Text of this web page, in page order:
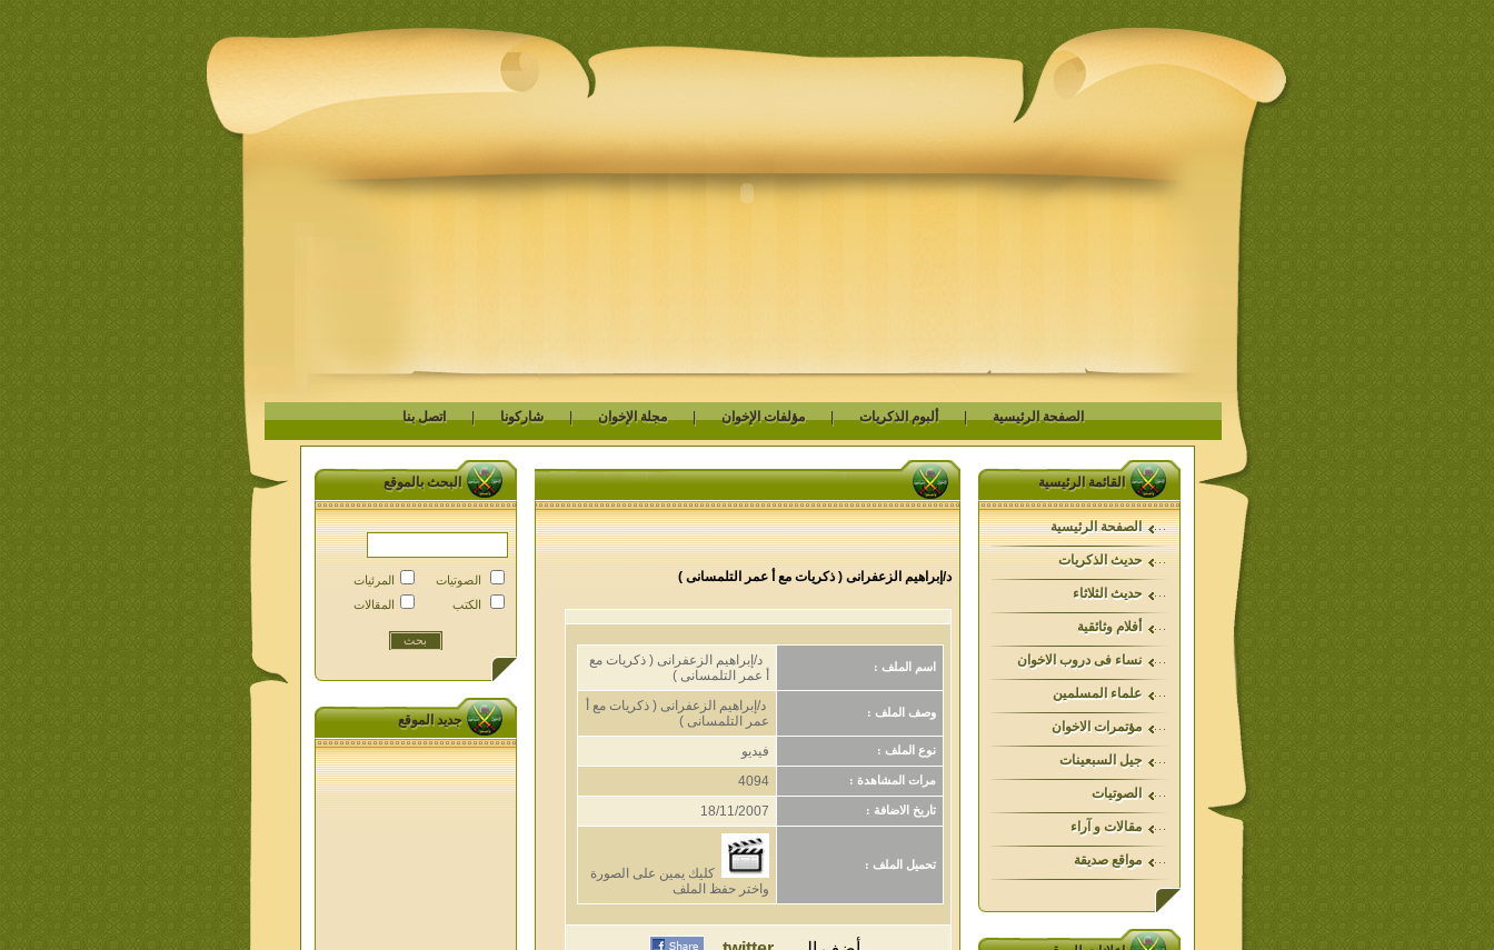
الصفحة الرئيسية | ألبوم الذكريات | مؤلفات الإخوان | مجلة الإخوان | شاركونا | اتصل بنا
القائمة الرئيسية
الصفحة الرئيسية
حديث الذكريات
حديث الثلاثاء
أفلام وثائقية
نساء فى دروب الاخوان
علماء المسلمين
مؤتمرات الاخوان
جيل السبعينات
الصوتيات
مقالات و آراء
مواقع صديقة
د/إبراهيم الزعفرانى ( ذكريات مع أ عمر التلمسانى )
اسم الملف :
د/إبراهيم الزعفرانى ( ذكريات مع
أ عمر التلمسانى )
وصف الملف :
د/إبراهيم الزعفرانى ( ذكريات مع أ
عمر التلمسانى )
نوع الملف : فيديو
مرات المشاهدة : 4094
تاريخ الاضافة : 18/11/2007
تحميل الملف :
كليك يمين على الصورة
واختر حفظ الملف
البحث بالموقع
الصوتيات
الكتب
المرئيات
المقالات
جديد الموقع